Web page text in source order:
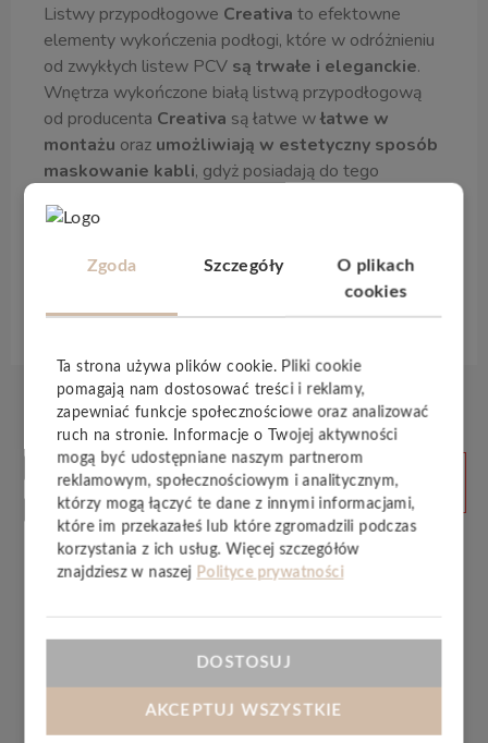
Specyfikacja techniczna
Listwy przypodłogowe Creativa to efektowne
elementy wykończenia podłogi, które w odróżnieniu
od zwykłych listew PCV są trwałe i eleganckie.
Wnętrza wykończone białą listwą przypodłogową
od producenta Creativa są łatwe włatwe w
montażu oraz umożliwiają w estetyczny sposób
maskowanie kabli, gdyż posiadają do tego
zabezpieczona
Produkty
powiązane
ZOBACZ
WSZYSTKIE
Zgoda Szczegóły
O plikach
cookies
Ta strona używa plików cookie. Pliki cookie
pomagają nam dostosować treści i reklamy,
zapewniać funkcje społecznościowe oraz analizować
ruch na stronie. Informacje o Twojej aktywności
mogą być udostępniane naszym partnerom
reklamowym, społecznościowym i analitycznym,
którzy mogą łączyć te dane z innymi informacjami,
które im przekazałeś lub które zgromadzili podczas
korzystania z ich usług. Więcej szczegółów
znajdziesz w naszej Polityce prywatności
DOSTOSUJ
AKCEPTUJ WSZYSTKIE